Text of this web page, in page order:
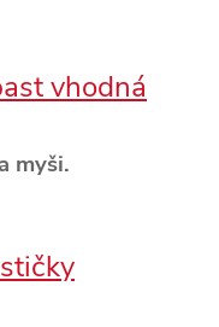
vhodná
myši.